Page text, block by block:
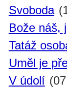
Svoboda
Bože náš,
Tatáž
Uměl je
V údolí